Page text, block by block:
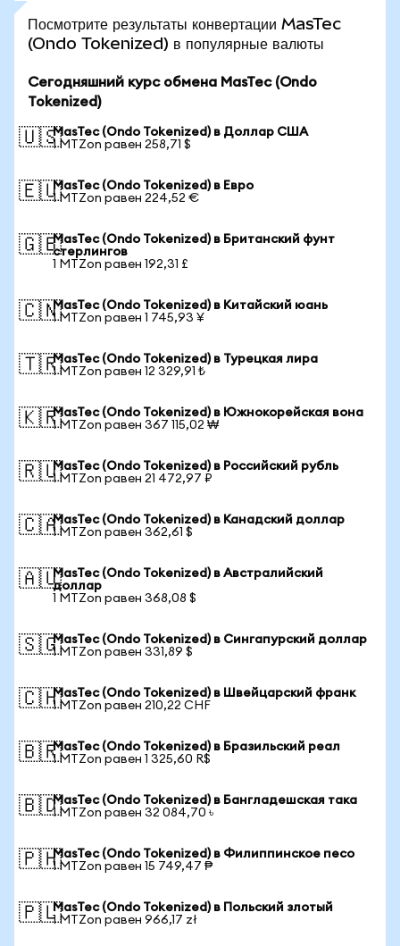
Посмотрите результаты конвертации MasTec
(Ondo Tokenized) в популярные валюты
Сегодняшний курс обмена MasTec (Ondo
Tokenized)
🇺🇸MasTec (Ondo Tokenized) в Доллар США
1 MTZon равен 258,71 $
🇪🇺MasTec (Ondo Tokenized) в Евро
1 MTZon равен 224,52 €
🇬🇧MasTec (Ondo Tokenized) в Британский фунт
стерлингов
1 MTZon равен 192,31 £
🇨🇳MasTec (Ondo Tokenized) в Китайский юань
1 MTZon равен 1 745,93 ¥
🇹🇷MasTec (Ondo Tokenized) в Турецкая лира
1 MTZon равен 12 329,91 ₺
🇰🇷MasTec (Ondo Tokenized) в Южнокорейская вона
1 MTZon равен 367 115,02 ₩
🇷🇺MasTec (Ondo Tokenized) в Российский рубль
1 MTZon равен 21 472,97 ₽
🇨🇦MasTec (Ondo Tokenized) в Канадский доллар
1 MTZon равен 362,61 $
🇦🇺MasTec (Ondo Tokenized) в Австралийский
доллар
1 MTZon равен 368,08 $
🇸🇬MasTec (Ondo Tokenized) в Сингапурский доллар
1 MTZon равен 331,89 $
🇨🇭MasTec (Ondo Tokenized) в Швейцарский франк
1 MTZon равен 210,22 CHF
🇧🇷MasTec (Ondo Tokenized) в Бразильский реал
1 MTZon равен 1 325,60 R$
🇧🇩MasTec (Ondo Tokenized) в Бангладешская така
1 MTZon равен 32 084,70 ৳
🇵🇭MasTec (Ondo Tokenized) в Филиппинское песо
1 MTZon равен 15 749,47 ₱
🇵🇱MasTec (Ondo Tokenized) в Польский злотый
1 MTZon равен 966,17 zł